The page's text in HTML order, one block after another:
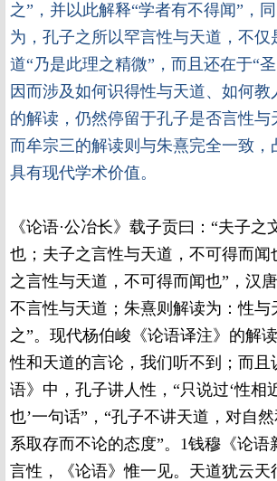
之”，并以此解释“学者有不得闻”，
为，孔子之所以罕言性与天道，不仅
道“乃是此理之精微”，而且还在于“
因而涉及如何识得性与天道、如何
的解读，仍然停留于孔子是否言性与
而牟宗三的解读则与朱熹完全一致，
具有现代学术价值。
《论语·公冶长》载子贡曰：“夫子之
也；夫子之言性与天道，不可得而闻
之言性与天道，不可得而闻也”，汉
不言性与天道；朱熹则解读为：性与
之”。现代杨伯峻《论语译注》的解
性和天道的言论，我们听不到；而且
语》中，孔子讲人性，“只说过‘性相
也’一句话”，“孔子不讲天道，对自
系取存而不论的态度”。1钱穆《论语
言性，《论语》惟一见。天道犹云天